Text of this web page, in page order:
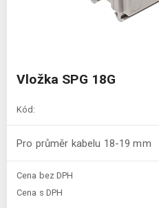
Vložka SPG 18G
Kód:
Pro průměr kabelu 18-19 mm
Cena bez DPH
Cena s DPH